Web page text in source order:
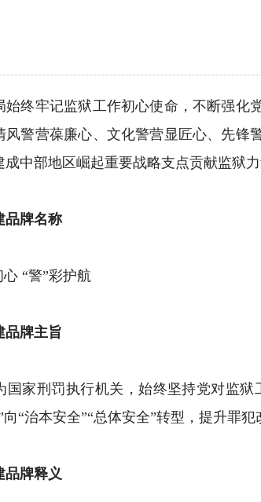
牢记监狱工作初心使命，不断强化党
风警营葆廉心、文化警营显匠心、先锋
中部地区崛起重要战略支点贡献监狱力
牌名称
“警”彩护航
牌主旨
刑罚执行机关，始终坚持党对监狱
向“治本安全”“总体安全”转型，提升罪
牌释义